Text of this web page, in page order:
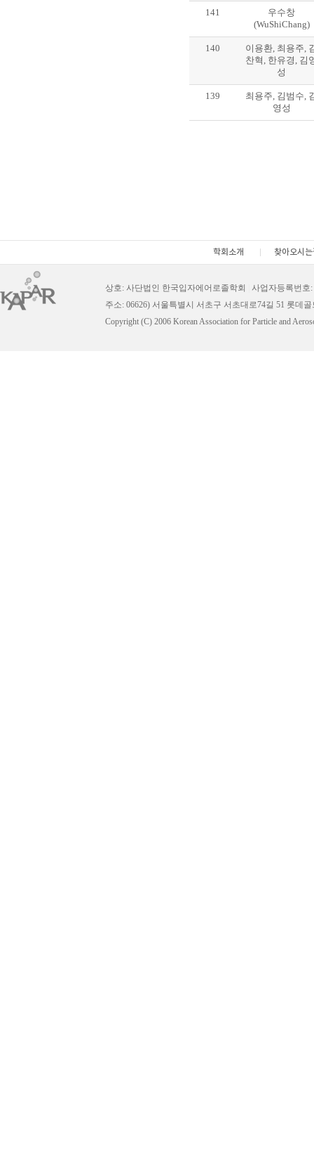
141
우수창
(WuShiChang)
140
이용환, 최용주,
찬혁, 한유경, 김
성
139
최용주, 김범수,
영성
학회소개 찾아오시는
상호: 사단법인 한국입자에어로졸학회
사업자등록번호
주소: 06626) 서울특별시 서초구 서초대로74길 51 롯데
Copyright (C) 2006 Korean Association for Particle and